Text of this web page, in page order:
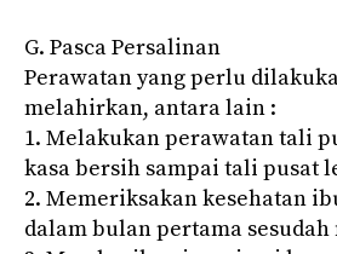
G. Pasca Persalinan
Perawatan yang perlu
melahirkan, antara lain :
1. Melakukan perawatan tali
kasa bersih sampai tali pusat
2. Memeriksakan kesehatan
dalam bulan pertama